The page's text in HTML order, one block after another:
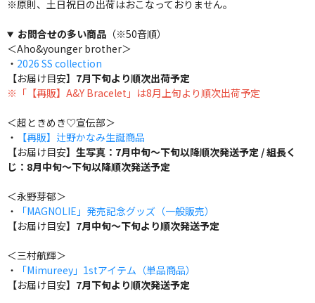
※原則、土日祝日の出荷はおこなっておりません。
お問合せの多い商品（※50音順）
＜Aho&younger brother＞
・ 2026 SS collection
【お届け目安】 7月下旬より順次出荷予定
※「【再販】A&Y Bracelet」は8月上旬より順次出荷予定
＜超ときめき♡宣伝部＞
・
【再販】辻野かなみ生誕商品
【お届け目安】 生写真：7月中旬～下旬以降順次発送予定 / 組長く
じ：8月中旬～下旬以降順次発送予定
＜永野芽郁＞
・
「MAGNOLIE」発売記念グッズ（一般販売）
【お届け目安】 7月中旬～下旬より順次発送予定
＜三村航輝＞
・
「Mimureey」1stアイテム（単品商品）
【お届け目安】 7月下旬より順次発送予定